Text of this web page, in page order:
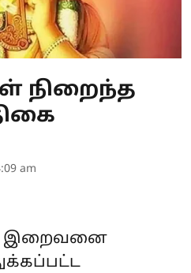
நிறைந்த
am
இறைவனை